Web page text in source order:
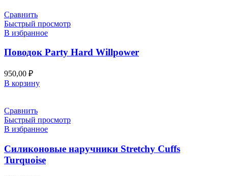
Сравнить
Быстрый просмотр
В избранное
Поводок Party Hard Willpower
950,00 ₽
В корзину
Сравнить
Быстрый просмотр
В избранное
Силиконовые наручники Stretchy Cuffs
Turquoise